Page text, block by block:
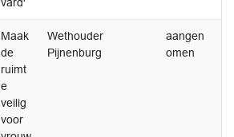
Maak
de
ruimt
e
veilig
voor
Wethouder
Pijnenburg
aangen
omen